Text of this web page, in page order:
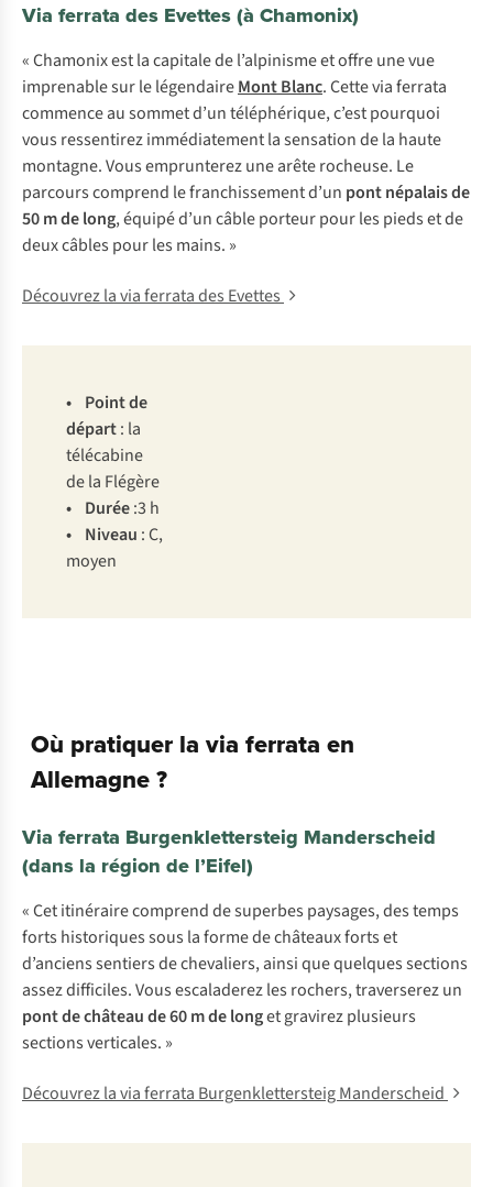
Via ferrata des Evettes (à Chamonix)
« Chamonix est la capitale de l’alpinisme et offre une vue
imprenable sur le légendaireMont Blanc. Cette via ferrata
commence au sommet d’un téléphérique, c’est pourquoi
vous ressentirez immédiatement la sensation de la haute
montagne. Vous emprunterez une arête rocheuse. Le
parcours comprend le franchissement d’un pont népalais de
50 m de long, équipé d’un câble porteur pour les pieds et de
deux câbles pour les mains. »
Découvrez la via ferrata des Evettes
• Pointde
départ: la
télécabine
de la Flégère
• Durée:3 h
• Niveau : C,
moyen
Où pratiquer la via ferrata en
Allemagne ?
Via ferrata Burgenklettersteig Manderscheid
(dans la région de l’Eifel)
« Cet itinéraire comprend de superbes paysages, des temps
forts historiques sous la forme de châteaux forts et
d’anciens sentiers de chevaliers, ainsi que quelques sections
assez difficiles. Vous escaladerez les rochers, traverserez un
pont de château de 60 m de longet gravirez plusieurs
sections verticales. »
Découvrez la via ferrata Burgenklettersteig Manderscheid